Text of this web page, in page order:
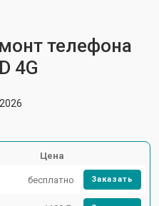
телефона
4G
Цена
бесплатно Заказать